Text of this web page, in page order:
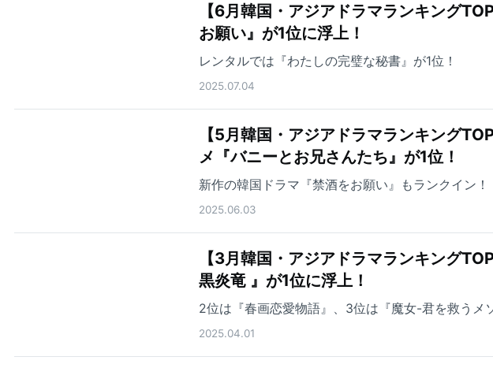
【6月韓国・アジアドラマランキング
お願い』が1位に浮上！
レンタルでは『わたしの完璧な秘書』が1位！
2025.07.04
【5月韓国・アジアドラマランキング
メ『バニーとお兄さんたち』が1位！
新作の韓国ドラマ『禁酒をお願い』もランクイン！
2025.06.03
【3月韓国・アジアドラマランキング
黒炎竜 』が1位に浮上！
2位は『春画恋愛物語』、3位は『魔女-君を救うメ
2025.04.01